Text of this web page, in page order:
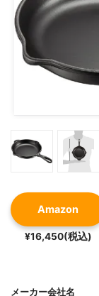
Amazon
¥16,450(税込)
メーカー会社名